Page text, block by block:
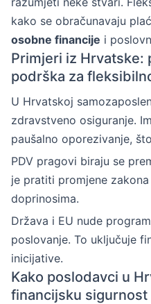
kako se obračunavaju
osobne financije i
Primjeri iz Hrvatske:
podrška za
U Hrvatskoj
zdravstveno osiguranje.
paušalno oporezivanje,
PDV pragovi biraju se
je pratiti promjene
doprinosima.
Država i EU nude
poslovanje. To uključuje
inicijative.
Kako poslodavci u
financijsku sigurnost